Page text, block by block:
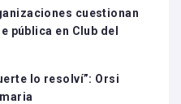
cuestionan
pública en Club del
lo resolví”: Orsi